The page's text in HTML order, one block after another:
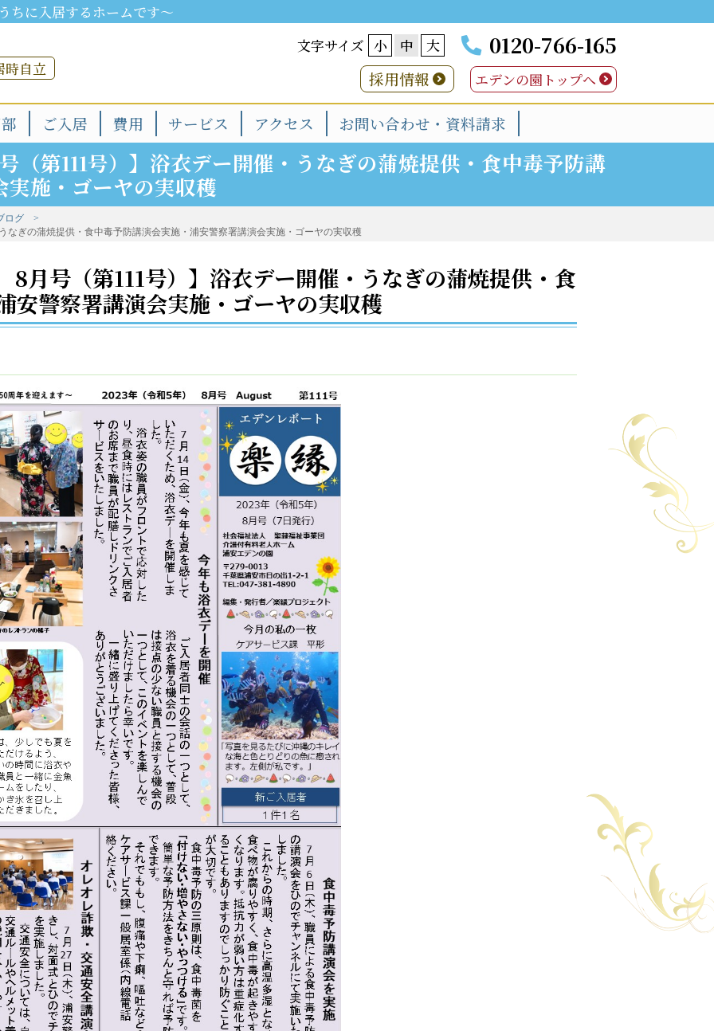
に入居するホームです～
時自立
文字サイズ 小 中 大 0120-766-165
採用情報 エデンの園トップへ
ご入居 費用 サービス アクセス お問い合わせ・資料請求
第111号）】浴衣デー開催・うなぎの蒲焼提供・食中毒予防講
施・ゴーヤの実収穫
ログ
ぎの蒲焼提供・食中毒予防講演会実施・浦安警察署講演会実施・ゴーヤの実収穫
月号（第111号）】浴衣デー開催・うなぎの蒲焼提供・食
安警察署講演会実施・ゴーヤの実収穫